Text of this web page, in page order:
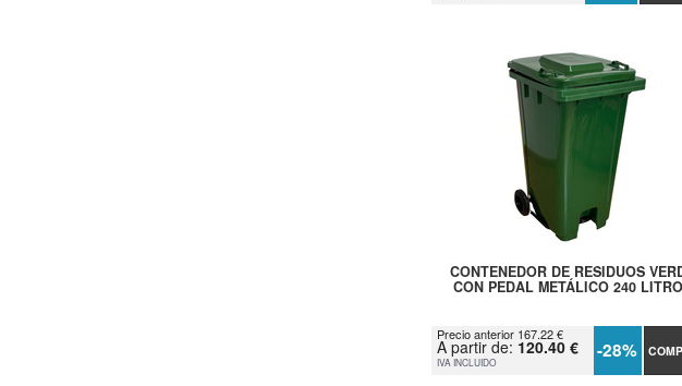
CONTENEDOR DE RESIDUOS
CON PEDAL METÁLICO 240
Precio anterior 167.22 €
A partir de: 120.40 €
IVA INCLUIDO -28%